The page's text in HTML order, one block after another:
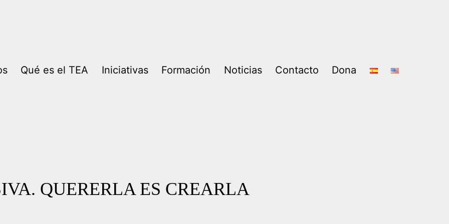
Qué es el TEA Iniciativas Formación Noticias Contacto Dona
QUERERLA ES CREARLA